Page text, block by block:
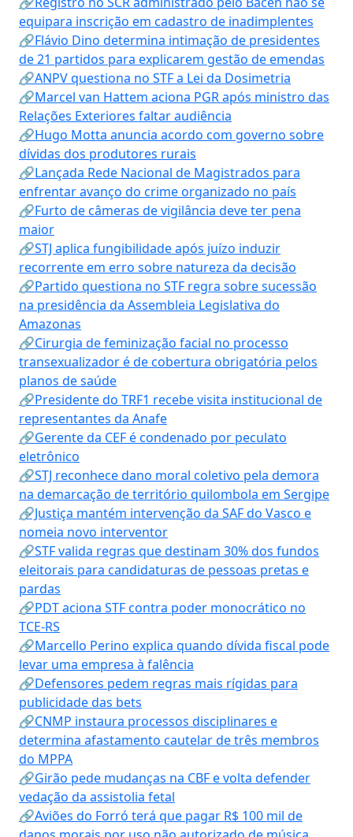
equipara inscrição em cadastro de inadimplentes
🔗Flávio Dino determina intimação de presidentes
de 21 partidos para explicarem gestão de emendas
🔗ANPV questiona no STF a Lei da Dosimetria
🔗Marcel van Hattem aciona PGR após ministro das
Relações Exteriores faltar audiência
🔗Hugo Motta anuncia acordo com governo sobre
dívidas dos produtores rurais
🔗Lançada Rede Nacional de Magistrados para
enfrentar avanço do crime organizado no país
🔗Furto de câmeras de vigilância deve ter pena
maior
🔗STJ aplica fungibilidade após juízo induzir
recorrente em erro sobre natureza da decisão
🔗Partido questiona no STF regra sobre sucessão
na presidência da Assembleia Legislativa do
Amazonas
🔗Cirurgia de feminização facial no processo
transexualizador é de cobertura obrigatória pelos
planos de saúde
🔗Presidente do TRF1 recebe visita institucional de
representantes da Anafe
🔗Gerente da CEF é condenado por peculato
eletrônico
🔗STJ reconhece dano moral coletivo pela demora
na demarcação de território quilombola em Sergipe
🔗Justiça mantém intervenção da SAF do Vasco e
nomeia novo interventor
🔗STF valida regras que destinam 30% dos fundos
eleitorais para candidaturas de pessoas pretas e
pardas
🔗PDT aciona STF contra poder monocrático no
TCE-RS
🔗Marcello Perino explica quando dívida fiscal pode
levar uma empresa à falência
🔗Defensores pedem regras mais rígidas para
publicidade das bets
🔗CNMP instaura processos disciplinares e
determina afastamento cautelar de três membros
do MPPA
🔗Girão pede mudanças na CBF e volta defender
vedação da assistolia fetal
🔗Aviões do Forró terá que pagar R$ 100 mil de